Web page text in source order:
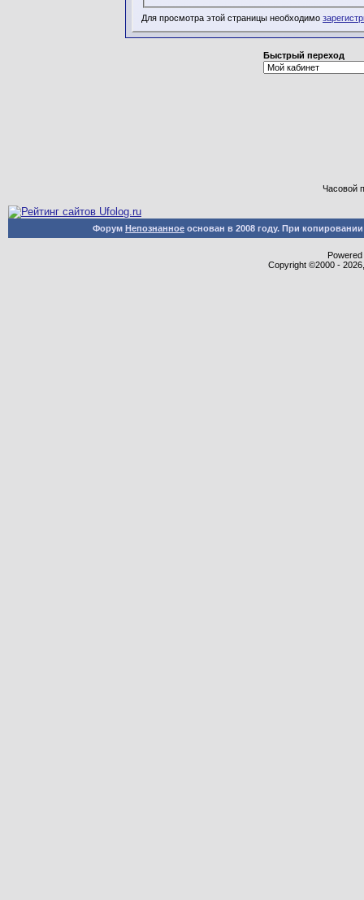
Для просмотра этой страницы необходимо
Быстрый переход
Часовой
Форум Непознанное основан в 2008 году. При
Copyright ©2000 -